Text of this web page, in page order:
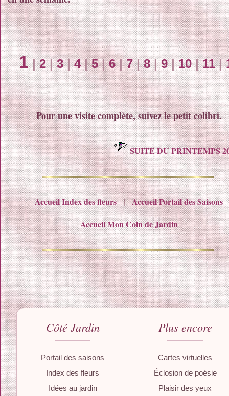
1|2|3|4|5|6|7|8|9|10|11|
Pour une visite complète, suivez le petit colibri.
SUITE DU PRINTEMPS
Accueil Index des fleurs|Accueil Portail des Saisons
Accueil Mon Coin de Jardin
Côté Jardin
Portail des saisons
Index des fleurs
Idées au jardin
Plus encore
Cartes virtuelles
Éclosion de poésie
Plaisir des yeux